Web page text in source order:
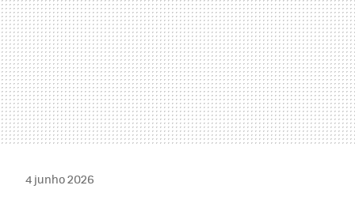
4 junho 2026